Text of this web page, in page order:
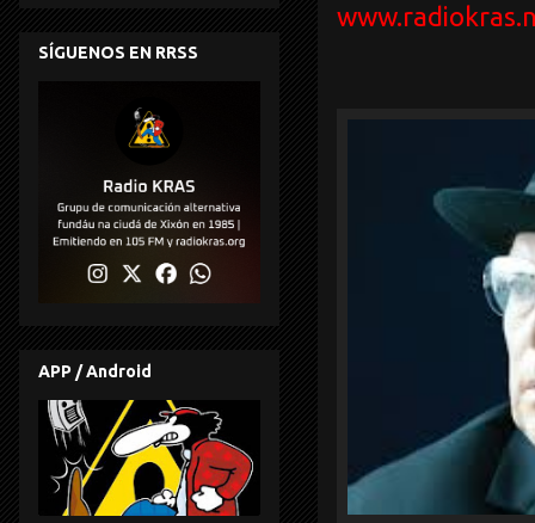
SÍGUENOS EN RRSS
APP / Android